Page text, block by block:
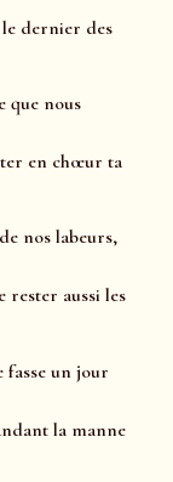
dernier des
que nous
en chœur ta
nos labeurs,
rester aussi les
fasse un jour
la manne